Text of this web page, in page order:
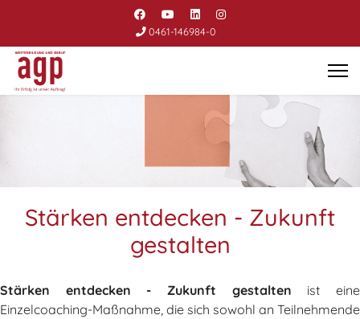
0461-146984-0
Stärken entdecken - Zukunft
gestalten
Stärken entdecken - Zukunft gestalten ist eine
Einzelcoaching-Maßnahme, die sich sowohl an Teilnehmende